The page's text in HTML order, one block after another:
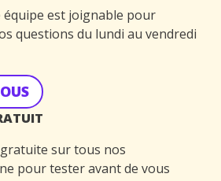
est joignable pour
questions du lundi au vendredi
gratuite sur tous nos
pour tester avant de vous